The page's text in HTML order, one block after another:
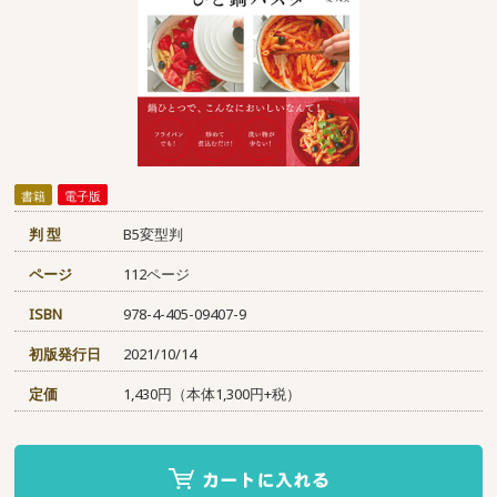
書籍 電子版
判 型
B5変型判
ページ
112ページ
ISBN
978-4-405-09407-9
初版発行日
2021/10/14
定価
1,430円（本体1,300円+税）